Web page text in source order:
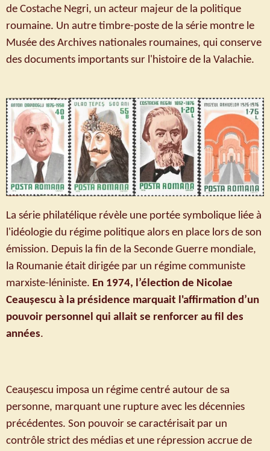
de Costache Negri, un acteur majeur de la politique
roumaine. Un autre timbre-poste de la série montre le
Musée des Archives nationales roumaines, qui conserve
des documents importants sur l'histoire de la Valachie.
La série philatélique révèle une portée symbolique liée à
l'idéologie du régime politique alors en place lors de son
émission. Depuis la fin de la Seconde Guerre mondiale,
la Roumanie était dirigée par un régime communiste
marxiste-léniniste. En 1974, l’élection de Nicolae
Ceaușescu à la présidence marquait l'affirmation d’un
pouvoir personnel qui allait se renforcer au fil des
années.
Ceaușescu imposa un régime centré autour de sa
personne, marquant une rupture avec les décennies
précédentes. Son pouvoir se caractérisait par un
contrôle strict des médias et une répression accrue de